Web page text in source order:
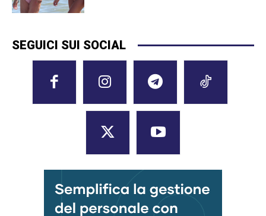
SEGUICI SUI SOCIAL